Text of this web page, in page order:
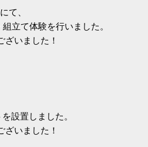
て、
立て体験を行いました。
ざいました！
設置しました。
ざいました！